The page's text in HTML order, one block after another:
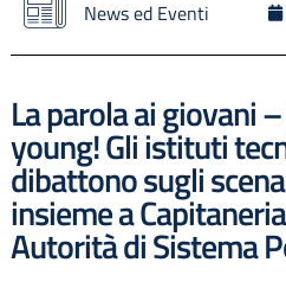
News ed Eventi
La parola ai giovani
young! Gli istituti
dibattono sugli
insieme a
Autorità di Sistema